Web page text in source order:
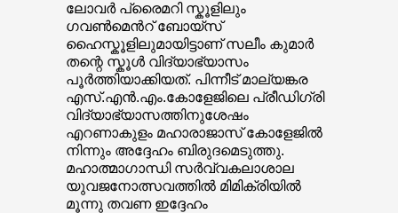
ലോവർ പ്രൈമറി സ്കൂളിലും
ഗവൺമെൻറ് ബോയ്സ്
ഹൈസ്കൂളിലുമായിട്ടാണ് സലീം കുമാർ
തന്റെ സ്കൂൾ വിദ്യാഭ്യാസം
പൂർത്തിയാക്കിയത്. പിന്നീട് മാല്യങ്കര
എസ്.എൻ.എം.കോളേജിലെ പ്രീഡിഗ്രി
വിദ്യാഭ്യാസത്തിനുശേഷം
എറണാകുളം മഹാരാജാസ് കോളേജിൽ
നിന്നും അദ്ദേഹം ബിരുദമെടുത്തു.
മഹാത്മാഗാന്ധി സർവ്വകലാശാല
യുവജനോത്സവത്തിൽ മി​​മി​​ക്രി​​യി​​ൽ
മൂന്നു തവണ ഇദ്ദേഹം